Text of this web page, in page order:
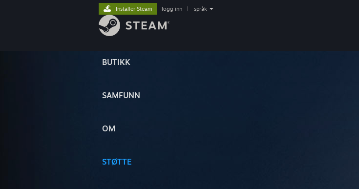
BUTIKK
SAMFUNN
OM
STØTTE
Installer Steam logg inn språk